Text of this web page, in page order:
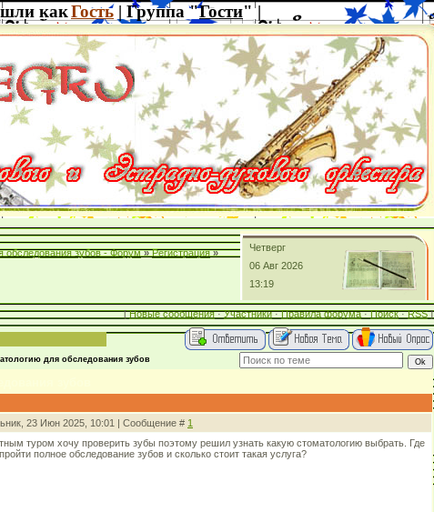
какГость | Группа "Гости" |
обследования зубов - Форум » Регистрация »
Четверг
06 Авг 2026
13:19
[Новые сообщения·Участники·Правила форума·Поиск·RSS]
для обследования зубов
23 Июн 2025, 10:01 | Сообщение # 1
туром хочу проверить зубы поэтому решил узнать какую стоматологию выбрать. Где
полное обследование зубов и сколько стоит такая услуга?